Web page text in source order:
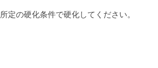
所定の硬化条件で硬化してください。